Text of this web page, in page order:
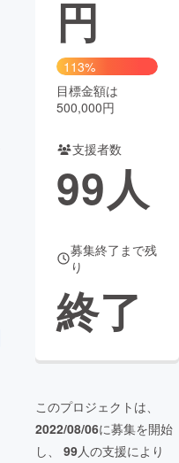
CAMPFIRE Creation
コミュニティ
円
113%
目標金額は
500,000円
支援者数
99人
募集終了まで残
り
終了
このプロジェクトは、
2022/08/06に募集を開始
し、 99人の支援により